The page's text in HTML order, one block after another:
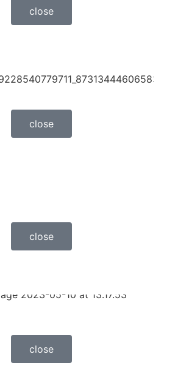
close
close
close
close